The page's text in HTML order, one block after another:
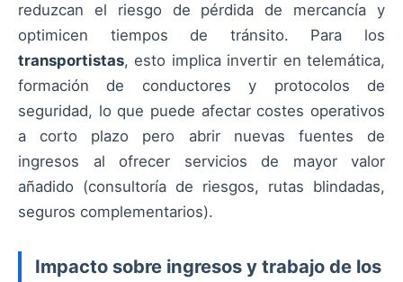
reduzcan el riesgo de pérdida de mercancía y
optimicen tiempos de tránsito. Para los
transportistas, esto implica invertir en telemática,
formación de conductores y protocolos de
seguridad, lo que puede afectar costes operativos
a corto plazo pero abrir nuevas fuentes de
ingresos al ofrecer servicios de mayor valor
añadido (consultoría de riesgos, rutas blindadas,
seguros complementarios).
Impacto sobre ingresos y trabajo de los